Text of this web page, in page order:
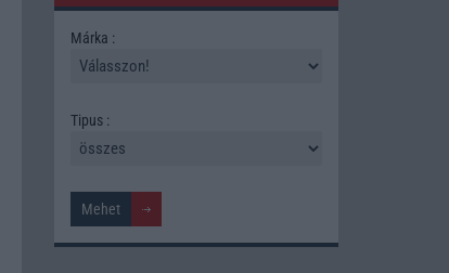
Márka :
Tipus :